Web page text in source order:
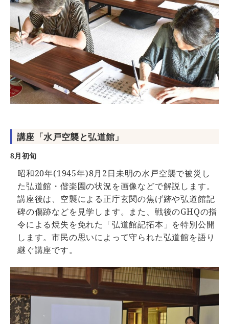
講座「水戸空襲と弘道館」
8月初旬
昭和20年(1945年)8月2日未明の水戸空襲で被災し
た弘道館・偕楽園の状況を画像などで解説します。
講座後は、空襲による正庁玄関の焦げ跡や弘道館記
碑の傷跡などを見学します。また、戦後のGHQの指
令による焼失を免れた「弘道館記拓本」を特別公開
します。市民の思いによって守られた弘道館を語り
継ぐ講座です。